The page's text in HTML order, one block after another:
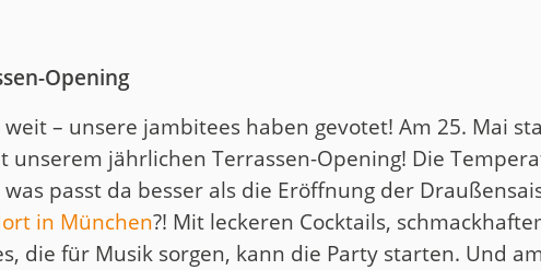
Opening
– unsere jambitees haben gevotet! Am 25. Mai
unserem jährlichen Terrassen-Opening! Die
passt da besser als die Eröffnung der
in München?! Mit leckeren Cocktails,
die für Musik sorgen, kann die Party starten. Und